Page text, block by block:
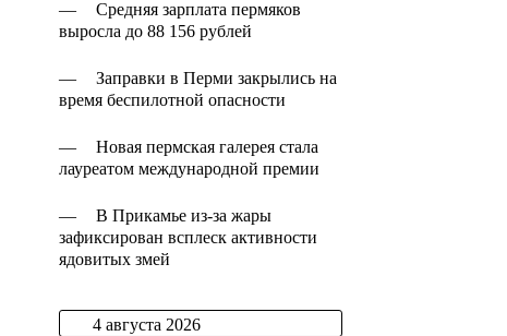
—
Средняя зарплата пермяков
выросла до 88 156 рублей
—
Заправки в Перми закрылись на
время беспилотной опасности
—
Новая пермская галерея стала
лауреатом международной премии
—
В Прикамье из-за жары
зафиксирован всплеск активности
ядовитых змей
4 августа 2026